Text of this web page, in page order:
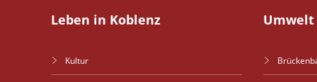
Leben in Koblenz
Kultur
Umwelt